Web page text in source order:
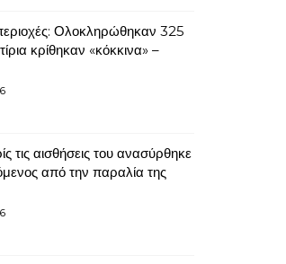
Ολοκληρώθηκαν 325
κρίθηκαν «κόκκινα» –
τις αισθήσεις του ανασύρθηκε
από την παραλία της